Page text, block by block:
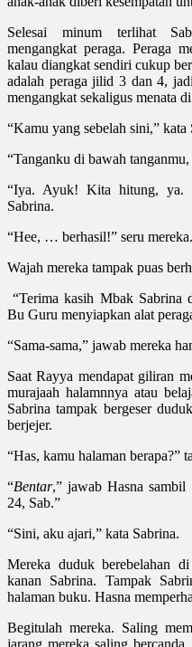
Selesai minum terlihat
mengangkat peraga. Peraga
kalau diangkat sendiri cukup
adalah peraga jilid 3 dan 4,
mengangkat sekaligus menata
“Kamu yang sebelah sini,” kata
“Tanganku di bawah
“Iya. Ayuk! Kita hitung,
Sabrina.
“Hee, … berhasil!” seru mereka.
Wajah mereka tampak puas
“Terima kasih Mbak Sabrina
Bu Guru menyiapkan alat
“Sama-sama,” jawab mereka
Saat Rayya mendapat giliran
murajaah halamnnya atau
Sabrina tampak bergeser
berjejer.
“Has, kamu halaman berapa?”
“Bentar,” jawab Hasna
24, Sab.”
“Sini, aku ajari,” kata Sabrina.
Mereka duduk berebelahan
kanan Sabrina. Tampak
halaman buku. Hasna
Begitulah mereka. Saling